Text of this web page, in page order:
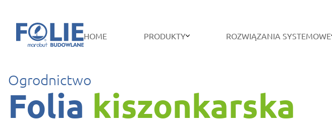
HOME PRODUKTY ROZWIĄZANIA SYSTEMOWE
Ogrodnictwo
Folia kiszonkarska